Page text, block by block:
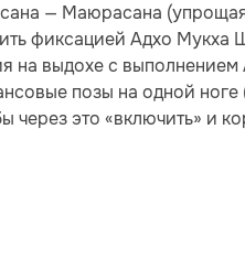
— Маюрасана
фиксацией Адхо
на выдохе с
позы на одной
через это «включить» и